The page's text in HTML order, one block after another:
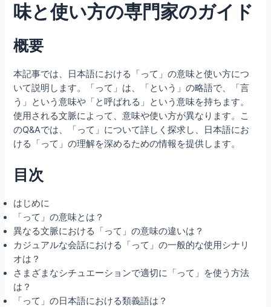
味と使い方の専門家のガイド
概要
本記事では、日本語における「って」の意味と使い方につ
いて説明します。「って」は、「という」の略語で、「言
う」という意味や「と呼ばれる」という意味を持ちます。
使用される文脈によって、意味や使い方が異なります。こ
のQ&Aでは、「って」について詳しく探求し、日本語にお
ける「って」の理解を深めるための情報を提供します。
目次
はじめに
「って」の意味とは？
異なる文脈における「って」の意味の違いは？
カジュアルな会話における「って」の一般的な使用シナリ
オは？
さまざまなシチュエーションで適切に「って」を使う方法
は？
「って」の日本語における類義語は？